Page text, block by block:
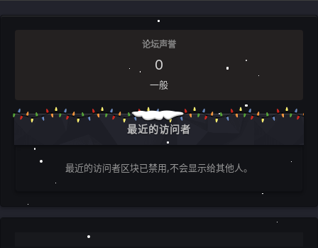
论坛声誉
0
一般
最近的访问者
最近的访问者区块已禁用,不会显示给其他人。